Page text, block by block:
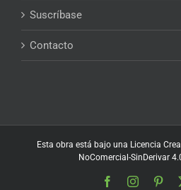
Suscríbase
Contacto
Esta obra está bajo una Licencia
NoComercial-SinDerivar
FacebookInstagram